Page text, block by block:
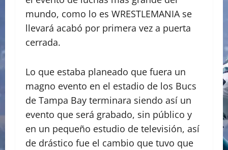
mundo, como lo es WRESTLEMANIA se
llevará acabó por primera vez a puerta
cerrada.
Lo que estaba planeado que fuera un
magno evento en el estadio de los Bucs
de Tampa Bay terminara siendo así un
evento que será grabado, sin público y
en un pequeño estudio de televisión, así
de drástico fue el cambio que tuvo que